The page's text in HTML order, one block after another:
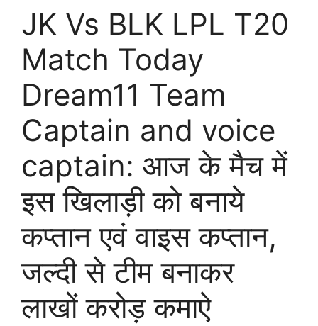
JK Vs BLK LPL T20
Match Today
Dream11 Team
Captain and voice
captain: आज के मैच में
इस खिलाड़ी को बनाये
कप्तान एवं वाइस कप्तान,
जल्दी से टीम बनाकर
लाखों करोड़ कमाऐ